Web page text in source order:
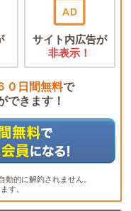
サイト内広告が
非表示！
０日間無料で
できます！
的に解約されません。
す。